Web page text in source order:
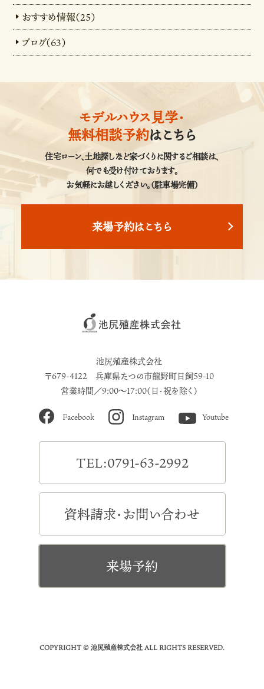
おすすめ情報（25）
ブログ（63）
モデルハウス見学・
無料相談予約はこちら
住宅ローン、土地探しなど家づくりに関するご相談は、
何でも受け付けております。
お気軽にお越しください。（駐車場完備）
来場予約はこちら
池尻殖産株式会社
〒679-4122 兵庫県たつの市龍野町日飼59-10
営業時間／9:00～17:00（日・祝を除く）
Facebook Instagram Youtube
TEL:0791-63-2992
資料請求・お問い合わせ
来場予約
COPYRIGHT © 池尻殖産株式会社 ALL RIGHTS RESERVED.